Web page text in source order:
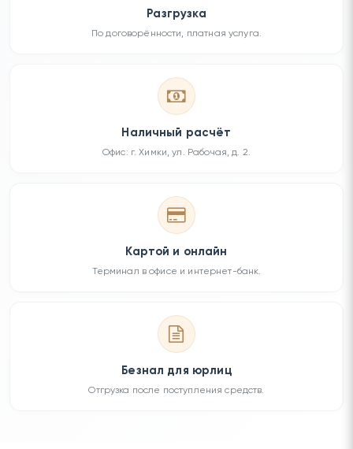
Разгрузка
По договорённости, платная услуга.
Наличный расчёт
Офис: г. Химки, ул. Рабочая, д. 2.
Картой и онлайн
Терминал в офисе и интернет-банк.
Безнал для юрлиц
Отгрузка после поступления средств.